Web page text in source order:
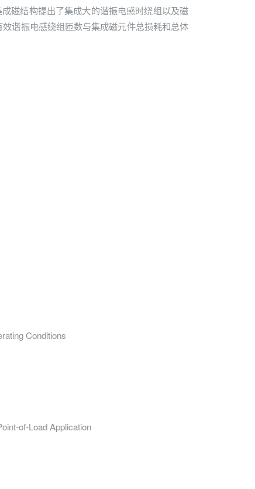
磁结构提出了集成大的谐振电感时绕组以及磁
谐振电感绕组匝数与集成磁元件总损耗和总体
Conditions
of-Load Application